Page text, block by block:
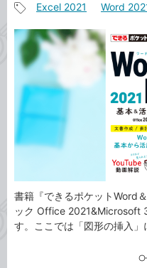
事
カ
ゴ
リ
事
タ
グ
Excel 2021 Word
書籍『できるポケットWord
ック Office 2021&Microsoft
す。ここでは「図形の挿入」